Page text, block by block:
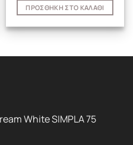
ΠΡΟΣΘΉΚΗ ΣΤΟ ΚΑΛΆΘΙ
White SIMPLA 75